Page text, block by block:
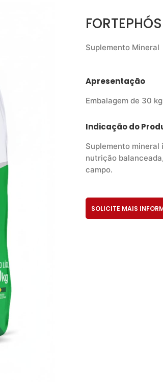
Suplemento Mineral
Apresentação
Embalagem de 30 kg
Indicação do
Suplemento
nutrição
campo.
SOLICITE MAIS